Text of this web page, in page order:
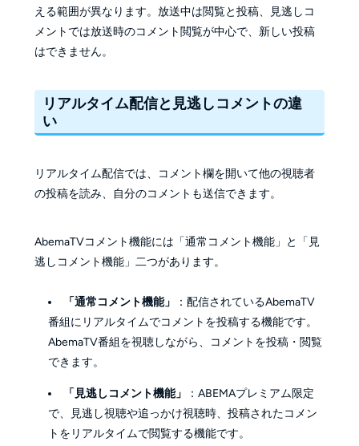
える範囲が異なります。放送中は閲覧と投稿、見逃しコ
メントでは放送時のコメント閲覧が中心で、新しい投稿
はできません。
リアルタイム配信と見逃しコメントの違
い
リアルタイム配信では、コメント欄を開いて他の視聴者
の投稿を読み、自分のコメントも送信できます。
AbemaTVコメント機能には「通常コメント機能」と「見
逃しコメント機能」二つがあります。
「通常コメント機能」
：配信されているAbemaTV
番組にリアルタイムでコメントを投稿する機能です。
AbemaTV番組を視聴しながら、コメントを投稿・閲覧
できます。
「見逃しコメント機能」
：ABEMAプレミアム限定
で、見逃し視聴や追っかけ視聴時、投稿されたコメン
トをリアルタイムで閲覧する機能です。